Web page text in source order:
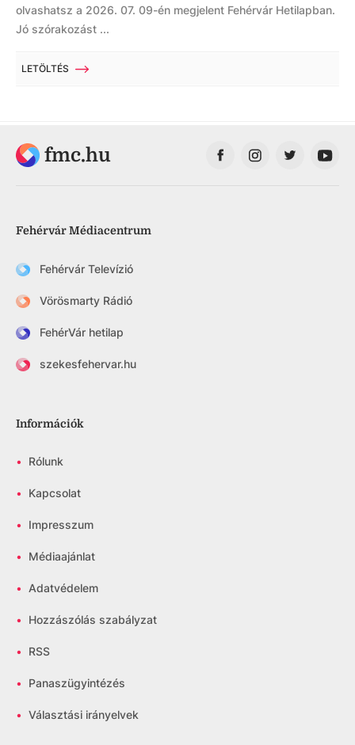
olvashatsz a 2026. 07. 09-én megjelent Fehérvár Hetilapban.
Jó szórakozást ...
LETÖLTÉS
fmc.hu
Fehérvár Médiacentrum
Fehérvár Televízió
Vörösmarty Rádió
FehérVár hetilap
szekesfehervar.hu
Információk
• Rólunk
• Kapcsolat
• Impresszum
• Médiaajánlat
• Adatvédelem
• Hozzászólás szabályzat
• RSS
• Panaszügyintézés
• Választási irányelvek